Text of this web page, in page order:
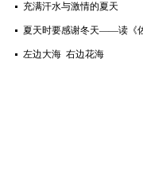
充满汗水与激情的夏天
夏天时要感谢冬天——读《
左边大海 右边花海